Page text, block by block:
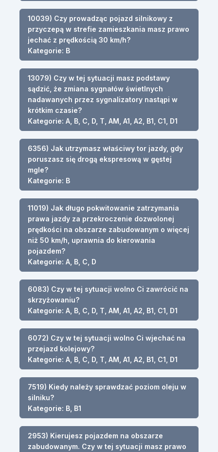
10039) Czy prowadząc pojazd silnikowy z
przyczepą w strefie zamieszkania masz prawo
jechać z prędkością 30 km/h?
Kategorie: B
13079) Czy w tej sytuacji masz podstawy
sądzić, że zmiana sygnałów świetlnych
nadawanych przez sygnalizatory nastąpi w
krótkim czasie?
Kategorie: A, B, C, D, T, AM, A1, A2, B1, C1, D1
6356) Jak utrzymasz właściwy tor jazdy, gdy
poruszasz się drogą ekspresową w gęstej
mgle?
Kategorie: B
11019) Jak długo pokwitowanie zatrzymania
prawa jazdy za przekroczenie dozwolonej
prędkości na obszarze zabudowanym o więcej
niż 50 km/h, uprawnia do kierowania
pojazdem?
Kategorie: A, B, C, D
6083) Czy w tej sytuacji wolno Ci zawrócić na
skrzyżowaniu?
Kategorie: A, B, C, D, T, AM, A1, A2, B1, C1, D1
6072) Czy w tej sytuacji wolno Ci wjechać na
przejazd kolejowy?
Kategorie: A, B, C, D, T, AM, A1, A2, B1, C1, D1
7519) Kiedy należy sprawdzać poziom oleju w
silniku?
Kategorie: B, B1
2953) Kierujesz pojazdem na obszarze
zabudowanym. Czy w tej sytuacji masz prawo